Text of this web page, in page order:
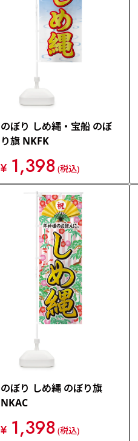
のぼり しめ縄・宝船 のぼ
り旗 NKFK
¥ 1,398 (税込)
のぼり しめ縄 のぼり旗
NKAC
¥ 1,398 (税込)